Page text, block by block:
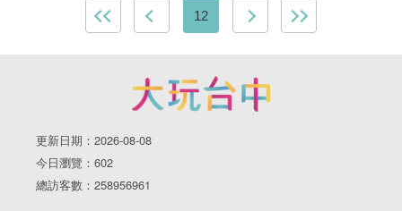
12
更新日期：2026-08-08
今日瀏覽：602
總訪客數：258956961